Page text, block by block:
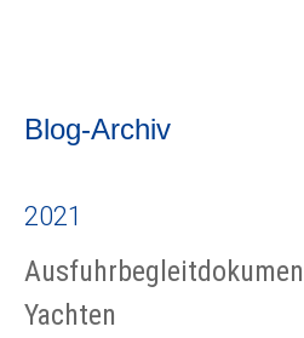
Blog-Archiv
2021
Yachten